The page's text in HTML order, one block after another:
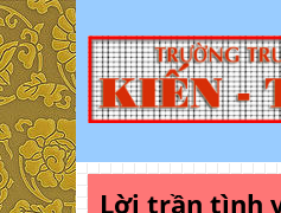
Lời trần tình